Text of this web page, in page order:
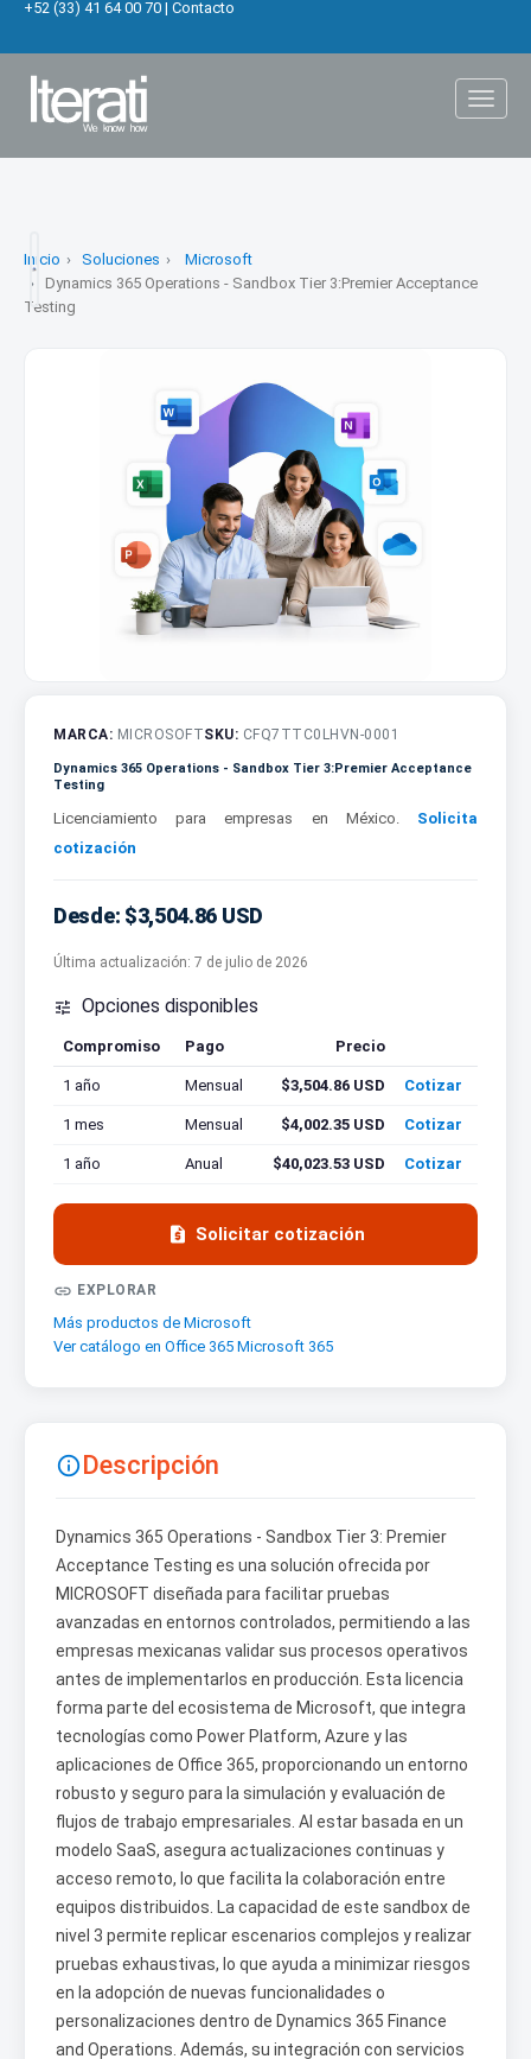
+52 (33) 41 64 00 70 | Contacto
Inicio Soluciones
Microsoft
Dynamics 365 Operations - Sandbox Tier 3:Premier Acceptance
Testing
MARCA: MICROSOFTSKU: CFQ7TTC0LHVN-0001
Dynamics 365 Operations - Sandbox Tier 3:Premier Acceptance
Testing
Licenciamiento para empresas en México. Solicita
cotización
Desde: $3,504.86 USD
Última actualización: 7 de julio de 2026
 Opciones disponibles
Compromiso Pago Precio
1 año
Mensual $3,504.86 USD Cotizar
1 mes Mensual $4,002.35 USD Cotizar
1 año Anual $40,023.53 USD Cotizar
 Solicitar cotización
 EXPLORAR
Más productos de Microsoft
Ver catálogo en Office 365 Microsoft 365
Descripción
Dynamics 365 Operations - Sandbox Tier 3: Premier
Acceptance Testing es una solución ofrecida por
MICROSOFT diseñada para facilitar pruebas
avanzadas en entornos controlados, permitiendo a las
empresas mexicanas validar sus procesos operativos
antes de implementarlos en producción. Esta licencia
forma parte del ecosistema de Microsoft, que integra
tecnologías como Power Platform, Azure y las
aplicaciones de Office 365, proporcionando un entorno
robusto y seguro para la simulación y evaluación de
flujos de trabajo empresariales. Al estar basada en un
modelo SaaS, asegura actualizaciones continuas y
acceso remoto, lo que facilita la colaboración entre
equipos distribuidos. La capacidad de este sandbox de
nivel 3 permite replicar escenarios complejos y realizar
pruebas exhaustivas, lo que ayuda a minimizar riesgos
en la adopción de nuevas funcionalidades o
personalizaciones dentro de Dynamics 365 Finance
and Operations. Además, su integración con servicios